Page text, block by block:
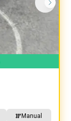
Manual